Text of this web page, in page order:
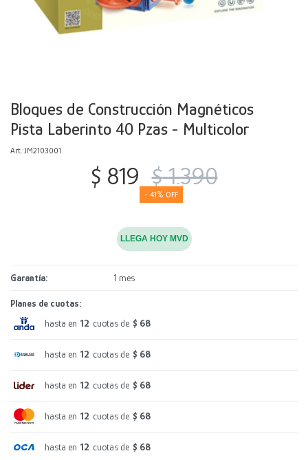
Bloques de Construcción Magnéticos
Pista Laberinto 40 Pzas - Multicolor
JM2103001
$ 819 $ 1.390
41
LLEGA HOY MVD
Garantía 1 mes
Planes de cuotas:
hasta en 12 cuotas de $ 68
hasta en 12 cuotas de $ 68
hasta en 12 cuotas de $ 68
hasta en 12 cuotas de $ 68
hasta en 12 cuotas de $ 68
Mesas
Calefactores
Acolchados y Frazadas
Decoración
Accesorios